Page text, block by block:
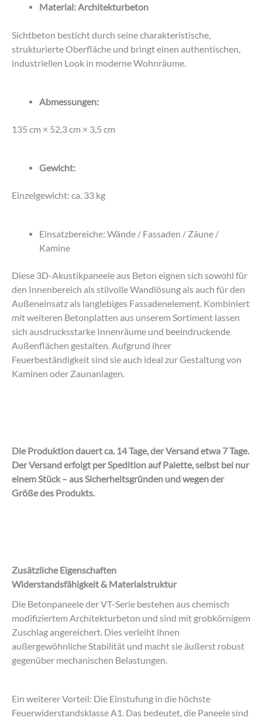
Material: Architekturbeton
Sichtbeton besticht durch seine charakteristische,
strukturierte Oberfläche und bringt einen authentischen,
industriellen Look in moderne Wohnräume.
Abmessungen:
135 cm × 52,3 cm × 3,5 cm
Gewicht:
Einzelgewicht: ca. 33 kg
Einsatzbereiche: Wände / Fassaden / Zäune /
Kamine
Diese 3D-Akustikpaneele aus Beton eignen sich sowohl für
den Innenbereich als stilvolle Wandlösung als auch für den
Außeneinsatz als langlebiges Fassadenelement. Kombiniert
mit weiteren Betonplatten aus unserem Sortiment lassen
sich ausdrucksstarke Innenräume und beeindruckende
Außenflächen gestalten. Aufgrund ihrer
Feuerbeständigkeit sind sie auch ideal zur Gestaltung von
Kaminen oder Zaunanlagen.
Die Produktion dauert ca. 14 Tage, der Versand etwa 7 Tage.
Der Versand erfolgt per Spedition auf Palette, selbst bei nur
einem Stück – aus Sicherheitsgründen und wegen der
Größe des Produkts.
Zusätzliche Eigenschaften
Widerstandsfähigkeit & Materialstruktur
Die Betonpaneele der VT-Serie bestehen aus chemisch
modifiziertem Architekturbeton und sind mit grobkörnigem
Zuschlag angereichert. Dies verleiht ihnen
außergewöhnliche Stabilität und macht sie äußerst robust
gegenüber mechanischen Belastungen.
Ein weiterer Vorteil: Die Einstufung in die höchste
Feuerwiderstandsklasse A1. Das bedeutet, die Paneele sind